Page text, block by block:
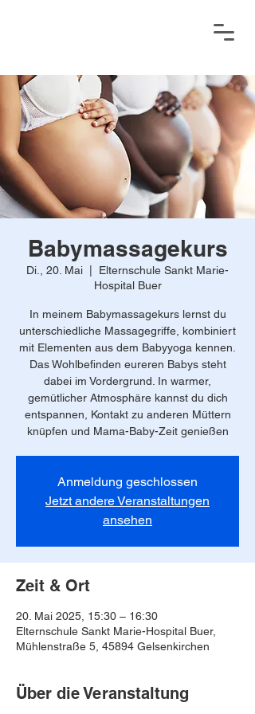
Babymassagekurs
Di., 20. Mai
Elternschule Sankt Marie-
Hospital Buer
In meinem Babymassagekurs lernst du
unterschiedliche Massagegriffe, kombiniert
mit Elementen aus dem Babyyoga kennen.
Das Wohlbefinden eureren Babys steht
dabei im Vordergrund. In warmer,
gemütlicher Atmosphäre kannst du dich
entspannen, Kontakt zu anderen Müttern
knüpfen und Mama-Baby-Zeit genießen
Anmeldung geschlossen
Jetzt andere Veranstaltungen
ansehen
Zeit & Ort
20. Mai 2025, 15:30 – 16:30
Elternschule Sankt Marie-Hospital Buer,
Mühlenstraße 5, 45894 Gelsenkirchen
Über die Veranstaltung